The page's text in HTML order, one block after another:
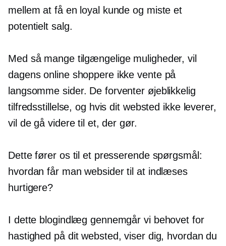
mellem at få en loyal kunde og miste et
potentielt salg.
Med så mange tilgængelige muligheder, vil
dagens online shoppere ikke vente på
langsomme sider. De forventer øjeblikkelig
tilfredsstillelse, og hvis dit websted ikke leverer,
vil de gå videre til et, der gør.
Dette fører os til et presserende spørgsmål:
hvordan får man websider til at indlæses
hurtigere?
I dette blogindlæg gennemgår vi behovet for
hastighed på dit websted, viser dig, hvordan du